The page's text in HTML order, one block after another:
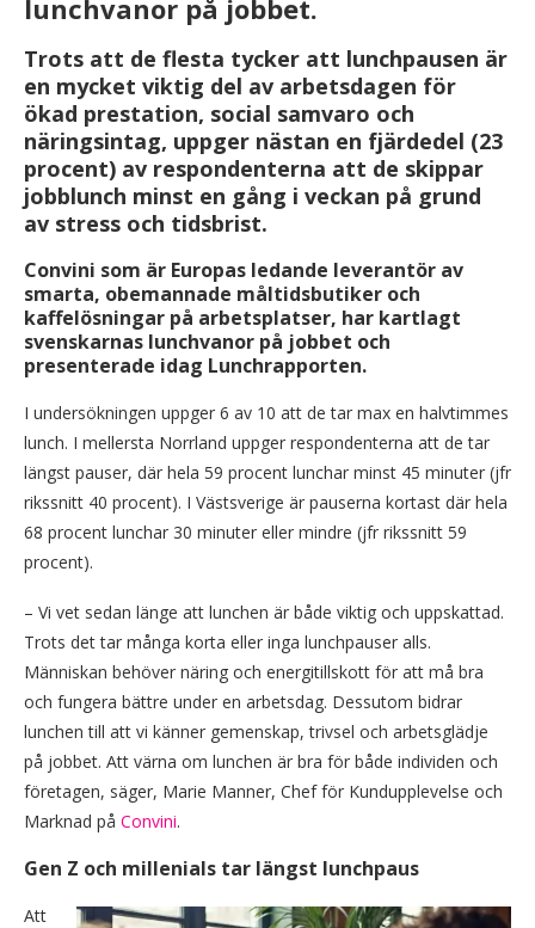
lunchvanor på jobbet.
Trots att de flesta tycker att lunchpausen är
en mycket viktig del av arbetsdagen för
ökad prestation, social samvaro och
näringsintag, uppger nästan en fjärdedel (23
procent) av respondenterna att de skippar
jobblunch minst en gång i veckan på grund
av stress och tidsbrist.
Convini som är Europas ledande leverantör av
smarta, obemannade måltidsbutiker och
kaffelösningar på arbetsplatser, har kartlagt
svenskarnas lunchvanor på jobbet och
presenterade idag Lunchrapporten.
I undersökningen uppger 6 av 10 att de tar max en halvtimmes
lunch. I mellersta Norrland uppger respondenterna att de tar
längst pauser, där hela 59 procent lunchar minst 45 minuter (jfr
rikssnitt 40 procent). I Västsverige är pauserna kortast där hela
68 procent lunchar 30 minuter eller mindre (jfr rikssnitt 59
procent).
– Vi vet sedan länge att lunchen är både viktig och uppskattad.
Trots det tar många korta eller inga lunchpauser alls.
Människan behöver näring och energitillskott för att må bra
och fungera bättre under en arbetsdag. Dessutom bidrar
lunchen till att vi känner gemenskap, trivsel och arbetsglädje
på jobbet. Att värna om lunchen är bra för både individen och
företagen, säger, Marie Manner, Chef för Kundupplevelse och
Marknad på Convini.
Gen Z och millenials tar längst lunchpaus
Att